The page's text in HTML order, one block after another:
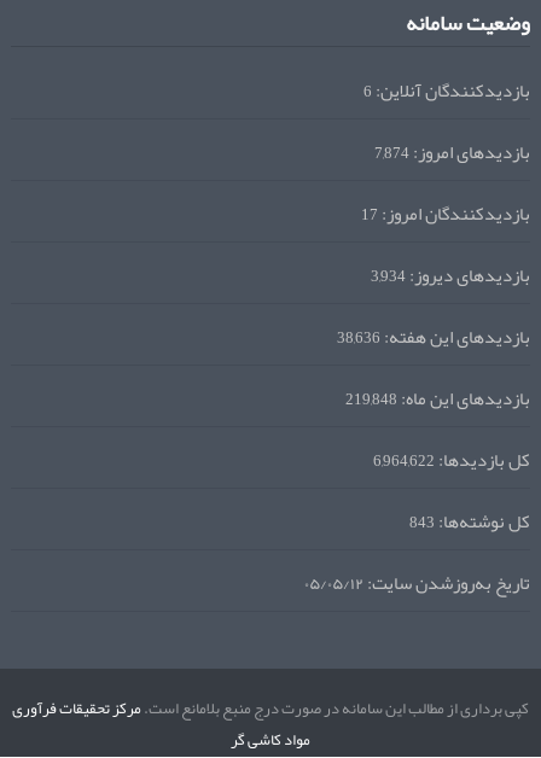
وضعیت سامانه
بازدیدکنندگان آنلاین:6
بازدیدهای امروز:7,874
بازدیدکنندگان امروز:17
بازدیدهای دیروز:3,934
بازدیدهای این هفته:38,636
بازدیدهای این ماه:219,848
کل بازدیدها:6,964,622
کل نوشته‌ها:843
تاریخ به‌روزشدن سایت:۰۵/۰۵/۱۲
کپی برداری از مطالب این سامانه در صورت درج منبع بلامانع است.مرکز تحقیقات فرآوری
مواد کاشی گر